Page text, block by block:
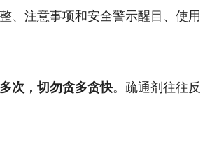
注意事项和安全警示醒目、使用
次，切勿贪多贪快。疏通剂往往反